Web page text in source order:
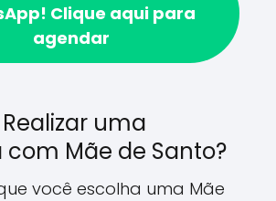
Clique aqui para
agendar
Realizar uma
Mãe de Santo?
você escolha uma Mãe